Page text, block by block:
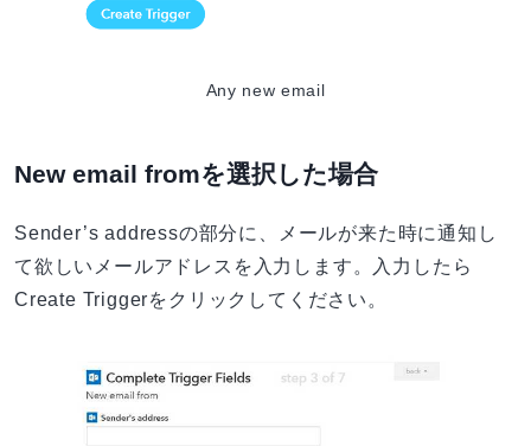
Any new email
New email fromを選択した場合
Sender’s addressの部分に、メールが来た時に通知し
て欲しいメールアドレスを入力します。入力したら
Create Triggerをクリックしてください。